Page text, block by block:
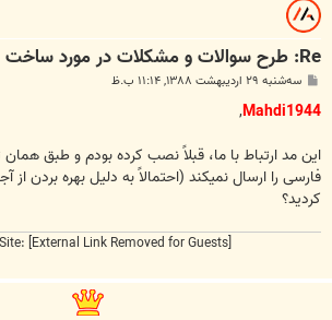
Re: طرح سوالات و مشکلات در مورد ساخت انجمن
پ
ت
سه‌شنبه ۲۹ اردیبهشت ۱۳۸۸, ۱۱:۱۴ ب.ظ
Mahdi1944
,
این مد ارتباط با ما، قبلاً نصب کرده بودم و طبق
فارسی را ارسال نمیکند (احتمالاً به دلیل بهره بردن
کردید؟
Site:[External Link Removed for Guests]